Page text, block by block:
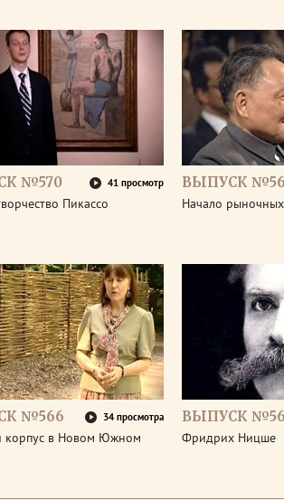
№570 41 просмотр
Пикассо
ВЫПУСК
Начало
№566 34 просмотра
корпус в Новом Южном
ВЫПУСК
Фридрих Ницше